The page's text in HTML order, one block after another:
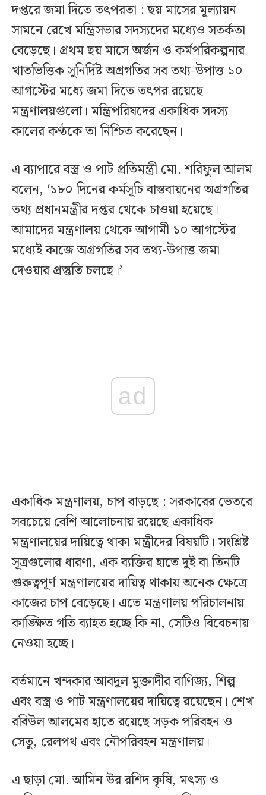
দপ্তরে জমা দিতে তৎপরতা : ছয় মাসের মূল্যায়ন
সামনে রেখে মন্ত্রিসভার সদস্যদের মধ্যেও সতর্কতা
বেড়েছে। প্রথম ছয় মাসে অর্জন ও কর্মপরিকল্পনার
খাতভিত্তিক সুনির্দিষ্ট অগ্রগতির সব তথ্য-উপাত্ত ১০
আগস্টের মধ্যে জমা দিতে তৎপর রয়েছে
মন্ত্রণালয়গুলো। মন্ত্রিপরিষদের একাধিক সদস্য
কালের কণ্ঠকে তা নিশ্চিত করেছেন।
এ ব্যাপারে বস্ত্র ও পাট প্রতিমন্ত্রী মো. শরিফুল আলম
বলেন, ‘১৮০ দিনের কর্মসূচি বাস্তবায়নের অগ্রগতির
তথ্য প্রধানমন্ত্রীর দপ্তর থেকে চাওয়া হয়েছে।
আমাদের মন্ত্রণালয় থেকে আগামী ১০ আগস্টের
মধ্যেই কাজে অগ্রগতির সব তথ্য-উপাত্ত জমা
দেওয়ার প্রস্তুতি চলছে।’
ad
একাধিক মন্ত্রণালয়, চাপ বাড়ছে : সরকারের ভেতরে
সবচেয়ে বেশি আলোচনায় রয়েছে একাধিক
মন্ত্রণালয়ের দায়িত্বে থাকা মন্ত্রীদের বিষয়টি। সংশ্লিষ্ট
সূত্রগুলোর ধারণা, এক ব্যক্তির হাতে দুই বা তিনটি
গুরুত্বপূর্ণ মন্ত্রণালয়ের দায়িত্ব থাকায় অনেক ক্ষেত্রে
কাজের চাপ বেড়েছে। এতে মন্ত্রণালয় পরিচালনায়
কাঙ্ক্ষিত গতি ব্যাহত হচ্ছে কি না, সেটিও বিবেচনায়
নেওয়া হচ্ছে।
বর্তমানে খন্দকার আবদুল মুক্তাদীর বাণিজ্য, শিল্প
এবং বস্ত্র ও পাট মন্ত্রণালয়ের দায়িত্বে রয়েছেন। শেখ
রবিউল আলমের হাতে রয়েছে সড়ক পরিবহন ও
সেতু, রেলপথ এবং নৌপরিবহন মন্ত্রণালয়।
এ ছাড়া মো. আমিন উর রশিদ কৃষি, মৎস্য ও